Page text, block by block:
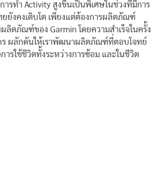
รทำ Activity สูงขึ้นเป็นพิเศษในช่วงที่มีการ
ยังคงเติบโต เพียงแต่ต้องการผลิตภัณฑ์
ลิตภัณฑ์ของ Garmin โดยความสำเร็จในครั้ง
ร ผลักดันให้เราพัฒนาผลิตภัณฑ์ที่ตอบโจทย์
รใช้ชีวิตทั้งระหว่างการซ้อม และในชีวิต